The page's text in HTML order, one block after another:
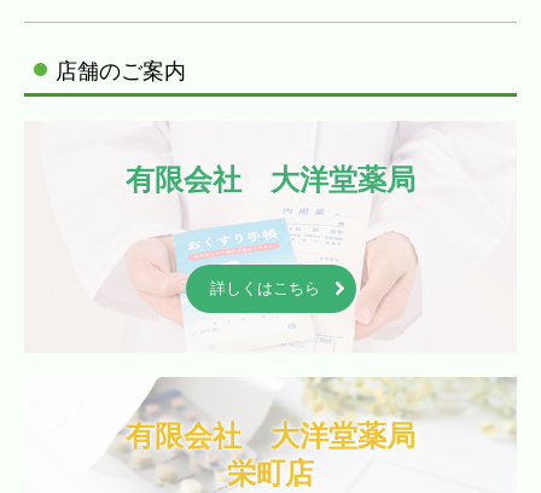
店舗のご案内
有限会社　大洋堂薬局
詳しくはこちら
有限会社　大洋堂薬局
栄町店